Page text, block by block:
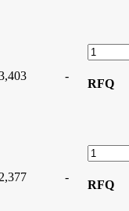
-
RFQ
2,377 -
RFQ